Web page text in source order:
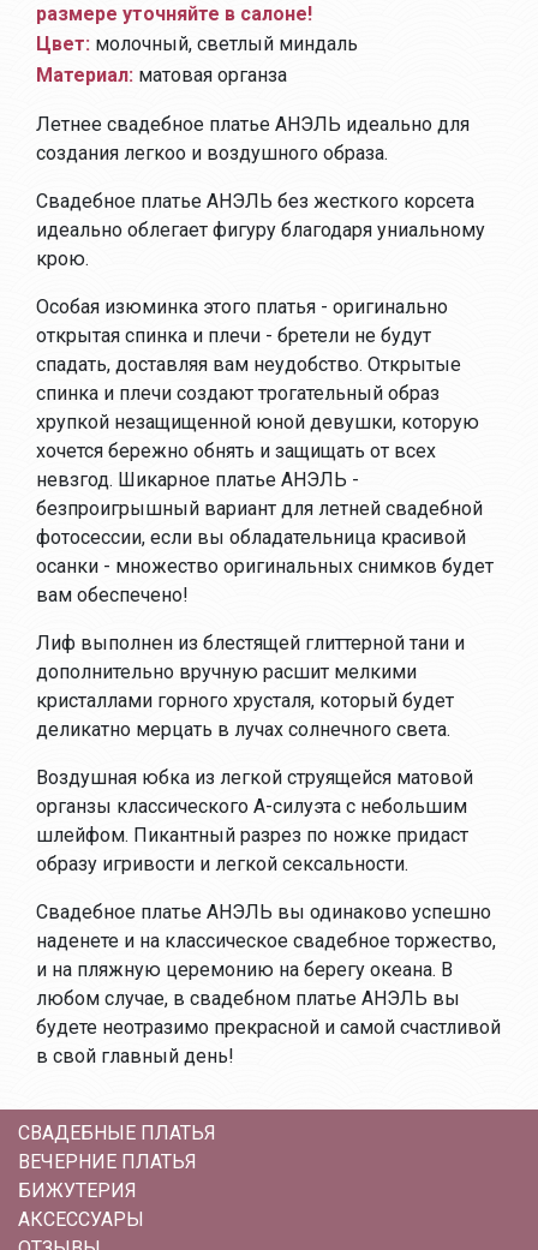
размере уточняйте в салоне!
Цвет: молочный, светлый миндаль
Материал: матовая органза
Летнее свадебное платье АНЭЛЬ идеально для
создания легкоо и воздушного образа.
Свадебное платье АНЭЛЬ без жесткого корсета
идеально облегает фигуру благодаря униальному
крою.
Особая изюминка этого платья - оригинально
открытая спинка и плечи - бретели не будут
спадать, доставляя вам неудобство. Открытые
спинка и плечи создают трогательный образ
хрупкой незащищенной юной девушки, которую
хочется бережно обнять и защищать от всех
невзгод. Шикарное платье АНЭЛЬ -
безпроигрышный вариант для летней свадебной
фотосессии, если вы обладательница красивой
осанки - множество оригинальных снимков будет
вам обеспечено!
Лиф выполнен из блестящей глиттерной тани и
дополнительно вручную расшит мелкими
кристаллами горного хрусталя, который будет
деликатно мерцать в лучах солнечного света.
Воздушная юбка из легкой струящейся матовой
органзы классического А-силуэта с небольшим
шлейфом. Пикантный разрез по ножке придаст
образу игривости и легкой сексальности.
Свадебное платье АНЭЛЬ вы одинаково успешно
наденете и на классическое свадебное торжество,
и на пляжную церемонию на берегу океана. В
любом случае, в свадебном платье АНЭЛЬ вы
будете неотразимо прекрасной и самой счастливой
в свой главный день!
СВАДЕБНЫЕ ПЛАТЬЯ
ВЕЧЕРНИЕ ПЛАТЬЯ
БИЖУТЕРИЯ
АКСЕССУАРЫ